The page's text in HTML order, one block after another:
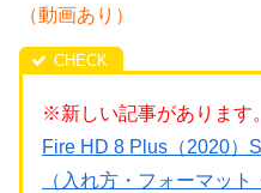
（動画あり）
※新しい記事があります。
Fire HD 8 Plus（2020）
（入れ方・フォーマッ